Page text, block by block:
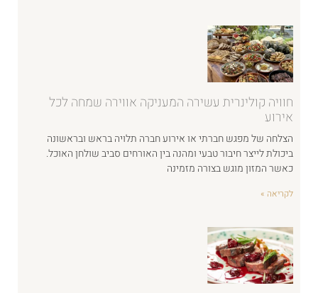
חוויה קולינרית עשירה המעניקה אווירה שמחה לכל
אירוע
הצלחה של מפגש חברתי או אירוע חברה תלויה בראש ובראשונה
ביכולת לייצר חיבור טבעי ומהנה בין האורחים סביב שולחן האוכל.
כאשר המזון מוגש בצורה מזמינה
לקריאה »